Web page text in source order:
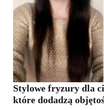
Stylowe fryzury dla
które dodadzą